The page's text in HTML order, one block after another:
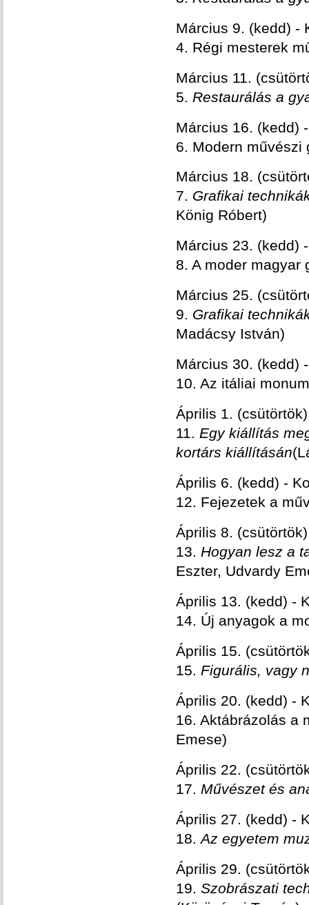
Március 9. (kedd) -
4. Régi mesterek
Március 11.
5. Restaurálás a
Március 16. (kedd)
6. Modern művészi
Március 18.
7. Grafikai
König Róbert)
Március 23. (kedd)
8. A moder magyar
Március 25.
9. Grafikai
Madácsy István)
Március 30. (kedd)
10. Az itáliai
Április 1.
11. Egy kiállítás
kortárs kiállításán
Április 6. (kedd) -
12. Fejezetek a
Április 8.
13. Hogyan lesz a
Eszter, Udvardy
Április 13. (kedd) -
14. Új anyagok a
Április 15.
15. Figurális, vagy
Április 20. (kedd) -
16. Aktábrázolás a
Emese)
Április 22.
17. Művészet és
Április 27. (kedd) -
18.Az egyetem
Április 29.
19. Szobrászati